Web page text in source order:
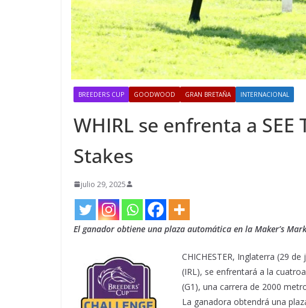
BREEDERS CUP GOODWOOD GRAN BRETAÑA INTERNACIONAL
WHIRL se enfrenta a SEE
Stakes
julio 29, 2025
El ganador obtiene una plaza automática en la Maker’s
CHICHESTER, Inglaterra (29
(IRL), se enfrentará a la
(G1), una carrera de 2000
La ganadora obtendrá una